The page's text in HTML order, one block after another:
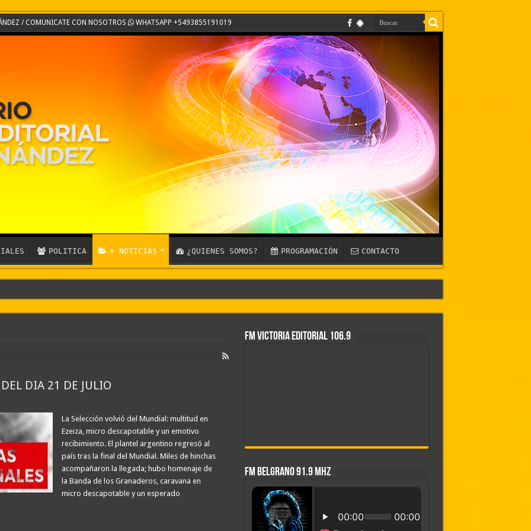
/ COMUNICATE CON NOSOTROS WHATSAPP +5493855191019
POLITICA + NOTICIAS ¿QUIENES SOMOS? PROGRAMACIÓN CONTACTO
DE AGOSTO
DIA 6 DE AGOSTO
5 DE AGOSTO
centros de datos en Texas debido a preocupaciones sobre el consumo eléctrico y de agua
conflicto y ratificó el apoyo de Milei a Bolsonaro: «La región está cambiando y esperamos que así también sea en Brasil»
a la intromisión política de Lula en la región
DIA 21 DE JULIO
La Selección volvió del Mundial: multitud en
Ezeiza, micro descapotable y un emotivo
recibimiento. El plantel argentino regresó al
país tras la final del Mundial. Miles de hinchas
acompañaron la llegada; hubo homenaje de
la Banda de los Granaderos, caravana en
micro descapotable y un esperado
FM VICTORIA EDITORIAL 106.9
FM BELGRANO 91.9 MHZ